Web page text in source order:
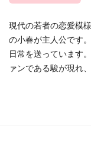
現代の若者の恋愛模
の小春が主人公です
日常を送っています
ァンである駿が現れ、